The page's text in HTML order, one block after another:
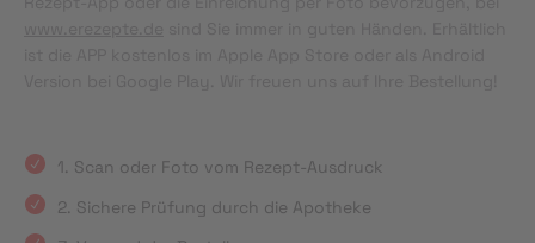
1. Scan oder Foto vom Rezept-Ausdruck
2. Sichere Prüfung durch die Apotheke